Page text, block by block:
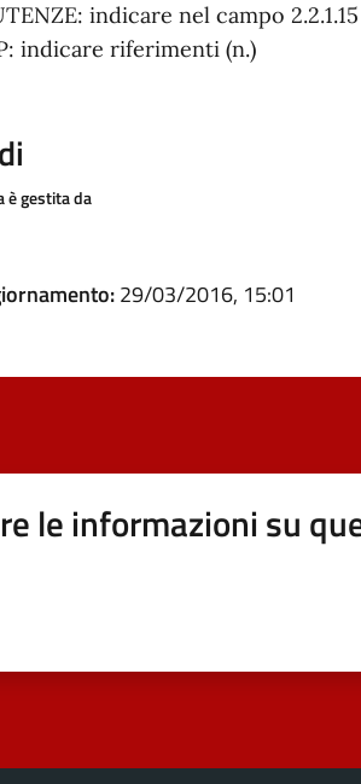
indicare nel campo
indicare riferimenti (n.)
è gestita da
29/03/2016, 15:01
le informazioni su